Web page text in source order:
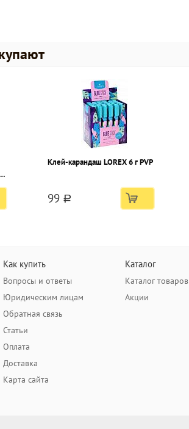
Клей-карандаш LOREX 6 г PVP
99 a
Как купить
Вопросы и ответы
Юридическим лицам
Обратная связь
Статьи
Оплата
Доставка
Карта сайта
Каталог
Каталог товаров
Акции